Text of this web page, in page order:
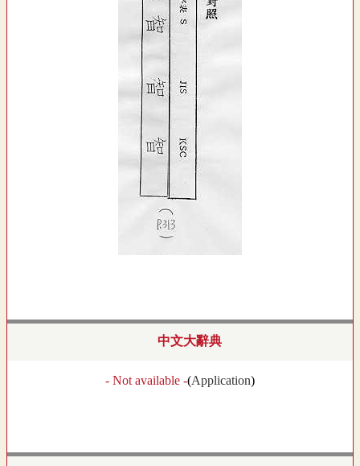
中文大辭典
- Not available -(Application)